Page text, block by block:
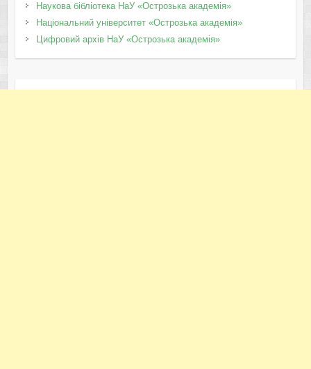
Наукова бібліотека НаУ «Острозька академія»
Національний університет «Острозька академія»
Цифровий архів НаУ «Острозька академія»